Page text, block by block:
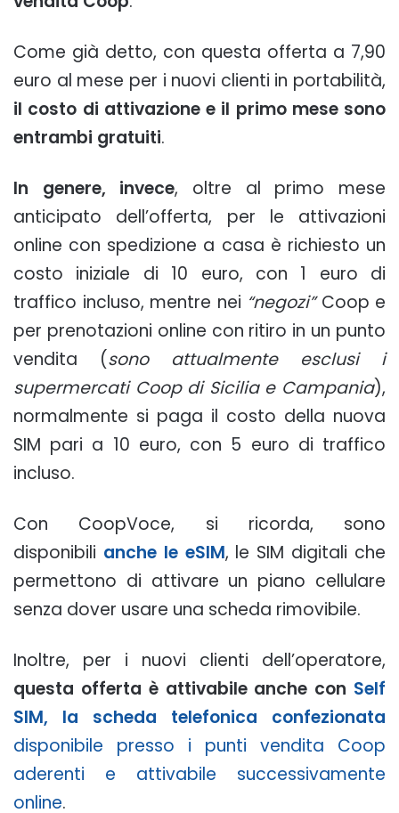
Come già detto, con questa offerta a 7,90
euro al mese per i nuovi clienti in portabilità,
il costo di attivazione e il primo mese sono
entrambi gratuiti.
In genere, invece, oltre al primo mese
anticipato dell’offerta, per le attivazioni
online con spedizione a casa è richiesto un
costo iniziale di 10 euro, con 1 euro di
traffico incluso, mentre nei “negozi”Coop e
per prenotazioni online con ritiro in un punto
vendita (sono attualmente esclusi i
supermercati Coop di Sicilia e Campania),
normalmente si paga il costo della nuova
SIM pari a 10 euro, con 5 euro di traffico
incluso.
Con CoopVoce, si ricorda, sono
disponibili anche le eSIM, le SIM digitali che
permettono di attivare un piano cellulare
senza dover usare una scheda rimovibile.
Inoltre, per i nuovi clienti dell’operatore,
questa offerta è attivabile anche con Self
SIM, la scheda telefonica confezionata
disponibile presso i punti vendita Coop
aderenti e attivabile successivamente
online.